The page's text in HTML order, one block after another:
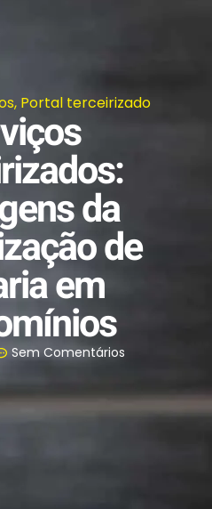
, Portal terceirizado
da
de
em
Sem Comentários